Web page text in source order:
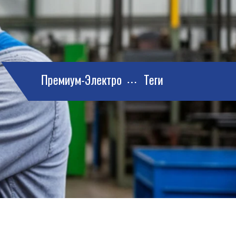
Премиум-Электро Теги